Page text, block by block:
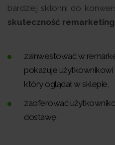
bardziej skłonni do
skuteczność
zainwestować w
pokazuje
który oglądał w sklepie,
zaoferować
dostawę.